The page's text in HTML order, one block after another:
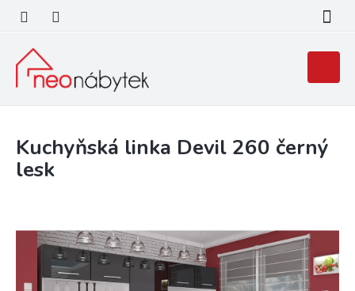
obsah
košík
Kuchyňská linka Devil 260 černý
lesk